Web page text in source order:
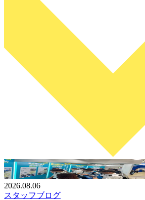
2026.08.06
スタッフブログ